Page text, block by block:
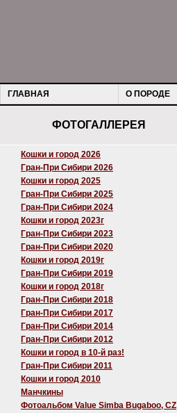
ГЛАВНАЯ О ПОРОДЕ
ФОТОГАЛЛЕРЕЯ
Кошки и город 2026
Гран-При Сибири 2026
Кошки и город 2025
Гран-При Сибири 2025
Гран-При Сибири 2024
Кошки и город 2023г
Гран-При Сибири 2023
Гран-При Сибири 2020
Кошки и город 2019г
Гран-При Сибири 2019
Кошки и город 2018г
Гран-При Сибири 2018
Гран-При Сибири 2017
Гран-При Сибири 2014
Гран-При Сибири 2012
Кошки и город в 10-й раз!
Гран-При Сибири 2011
Кошки и город 2010
Манчкины
Фотоальбом Value Simba Bugaboo, CZ